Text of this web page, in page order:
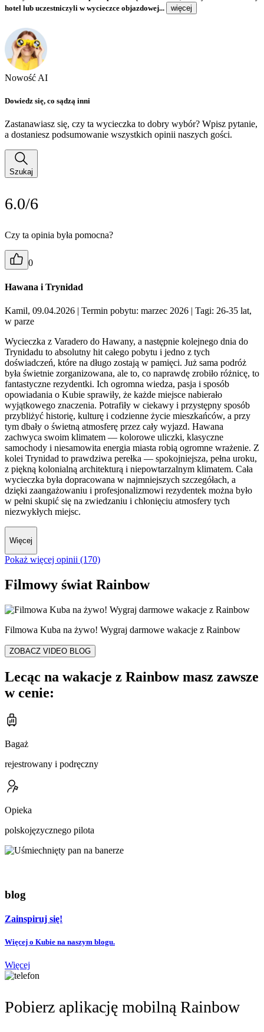
hotel lub uczestniczyli w wycieczce objazdowej...
więcej
Nowość AI
Dowiedz się, co sądzą inni
Zastanawiasz się, czy ta wycieczka to dobry wybór? Wpisz pytanie,
a dostaniesz podsumowanie wszystkich opinii naszych gości.
Szukaj
6.0/6
Czy ta opinia była pomocna?
0
Hawana i Trynidad
Kamil, 09.04.2026 | Termin pobytu: marzec 2026 | Tagi: 26-35 lat,
w parze
Wycieczka z Varadero do Hawany, a następnie kolejnego dnia do
Trynidadu to absolutny hit całego pobytu i jedno z tych
doświadczeń, które na długo zostają w pamięci. Już sama podróż
była świetnie zorganizowana, ale to, co naprawdę zrobiło różnicę, to
fantastyczne rezydentki. Ich ogromna wiedza, pasja i sposób
opowiadania o Kubie sprawiły, że każde miejsce nabierało
wyjątkowego znaczenia. Potrafiły w ciekawy i przystępny sposób
przybliżyć historię, kulturę i codzienne życie mieszkańców, a przy
tym dbały o świetną atmosferę przez cały wyjazd. Hawana
zachwyca swoim klimatem — kolorowe uliczki, klasyczne
samochody i niesamowita energia miasta robią ogromne wrażenie. Z
kolei Trynidad to prawdziwa perełka — spokojniejsza, pełna uroku,
z piękną kolonialną architekturą i niepowtarzalnym klimatem. Cała
wycieczka była dopracowana w najmniejszych szczegółach, a
dzięki zaangażowaniu i profesjonalizmowi rezydentek można było
w pełni skupić się na zwiedzaniu i chłonięciu atmosfery tych
niezwykłych miejsc.
Więcej
Pokaż więcej opinii (170)
Filmowy świat Rainbow
Filmowa Kuba na żywo! Wygraj darmowe wakacje z Rainbow
ZOBACZ VIDEO BLOG
Lecąc na wakacje z Rainbow masz zawsze
w cenie:
Bagaż
rejestrowany i podręczny
Opieka
polskojęzycznego pilota
blog
Zainspiruj się!
Więcej o Kubie na naszym blogu.
Więcej
Pobierz aplikację mobilną Rainbow